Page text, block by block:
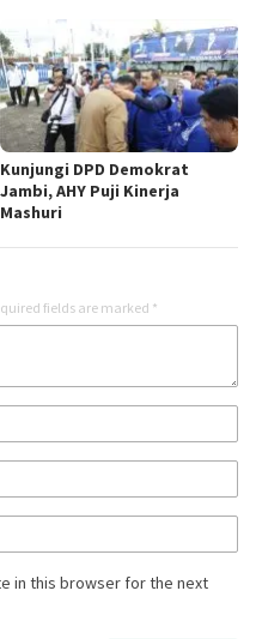
Kunjungi DPD Demokrat
Jambi, AHY Puji Kinerja
Mashuri
fields are marked *
in this browser for the next